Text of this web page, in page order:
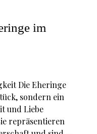
im
Die Eheringe
sondern ein
und Liebe
repräsentieren